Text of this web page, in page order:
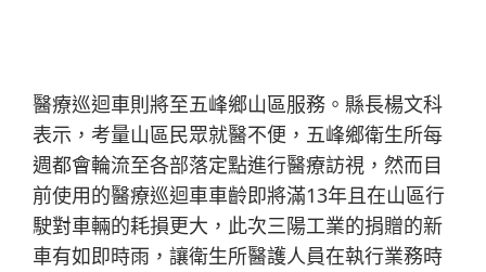
醫療巡迴車則將至五峰鄉山區服務。縣長楊文科
表示，考量山區民眾就醫不便，五峰鄉衛生所每
週都會輪流至各部落定點進行醫療訪視，然而目
前使用的醫療巡迴車車齡即將滿13年且在山區行
駛對車輛的耗損更大，此次三陽工業的捐贈的新
車有如即時雨，讓衛生所醫護人員在執行業務時